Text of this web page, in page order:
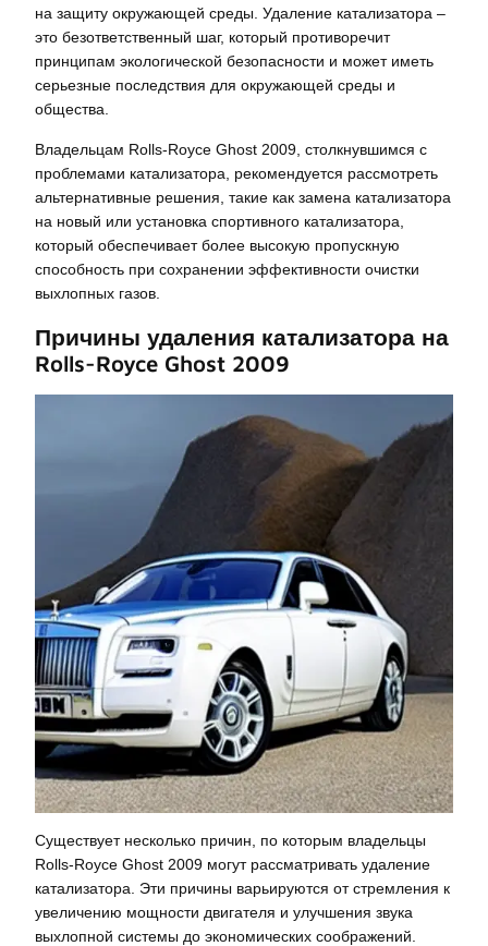
на защиту окружающей среды. Удаление катализатора –
это безответственный шаг, который противоречит
принципам экологической безопасности и может иметь
серьезные последствия для окружающей среды и
общества.
Владельцам Rolls-Royce Ghost 2009, столкнувшимся с
проблемами катализатора, рекомендуется рассмотреть
альтернативные решения, такие как замена катализатора
на новый или установка спортивного катализатора,
который обеспечивает более высокую пропускную
способность при сохранении эффективности очистки
выхлопных газов.
Причины удаления катализатора на
Rolls-Royce Ghost 2009
Существует несколько причин, по которым владельцы
Rolls-Royce Ghost 2009 могут рассматривать удаление
катализатора. Эти причины варьируются от стремления к
увеличению мощности двигателя и улучшения звука
выхлопной системы до экономических соображений.